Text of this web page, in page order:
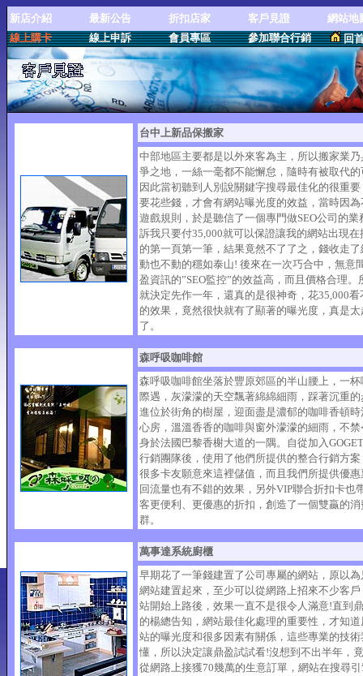
新店介紹 最新公告 折扣店家 客戶見證
網站地
線上購卡
線上申訴 會員專區 參加聯合行銷 回
台中上新品保搬家
中部地區主要都是以外來客為主，所以搬家業乃
爭之地，一絲一毫都不能懈怠，隨時有被取代的
因此當初聽到人別說關鍵字搜尋最佳化的很重
要花些錢，才會有網站曝光度的效益，當時因為
遊戲規則，於是聽信了一個專門做SEO公司的業
訴我只要付35,000就可以保證讓我的網站出現在
的第一頁第一筆，結果竟然不了了之，錢收走
動也不動的穩如泰山! 後來在一次巧合中，無意
盈資訊的”SEO監控”的效益高，而且價格合理。
就決定先作一年，還真的是很神奇，花35,000看
的效果，竟然很快就有了顯著的曝光度，真是太
了。
森呼吸咖啡館
森呼吸咖啡館坐落於豐原郊區的半山腰上，一杯
際遇，灰濛濛的天空飄著綿綿細雨，踩著沉重
進位於街角的樹屋，迎面盡是濃郁的咖啡香頓時
心房，溫溫香香的咖啡與窗外濛濛的細雨，不禁
身於法國巴黎香榭大道的一隅。自從加入
行銷團隊後，使用了他們所提供的整合行銷方案
很多卡友願意來這裡儲值，而且我們所提供優惠
回流量也有不錯的效果，另外VIP聯合折扣卡也
客更便利、更優惠的折扣，創造了一個雙贏的消
群。
萬事達系統廚櫃
早期花了一筆錢建置了公司專屬的網站，原以為
網站建置起來，至少可以從網路上招來不少客戶
站開始上路後，效果一直不是很令人滿意!直到
的楊總告知，網站最佳化處理的重要性，才知
站的曝光度和很多因素有關係，這些專業的技術
懂，所以決定讓鼎盈試試看!沒想到不出半年，
從網路上接獲70幾萬的生意訂單，網站在搜尋